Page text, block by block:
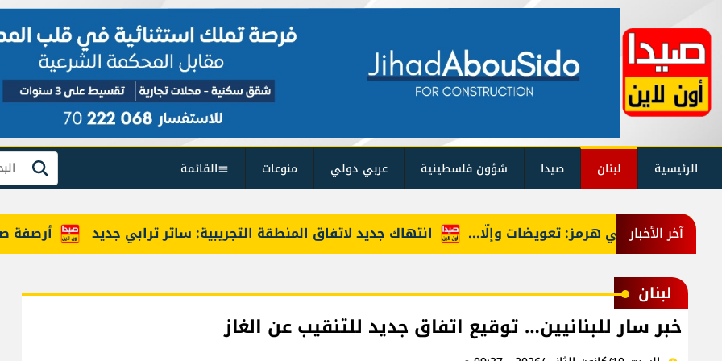
الرئيسية لبنان صيدا شؤون فلسطينية عربي دولي منوعات القائمة بحث
آخر الأخبار أرصفة صيدا انتهاك جديد لاتفاق المنطقة التجريبية: ساتر ترابي جديد السقف في هرمز: تعويضات وإلّا...
لبنان
خبر سار للبنانيين… توقيع اتفاق جديد للتنقيب عن الغاز